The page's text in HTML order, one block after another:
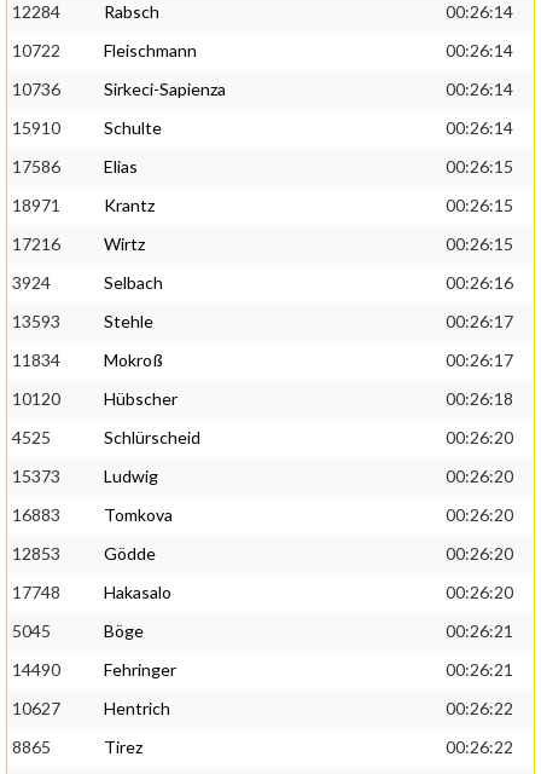
12284
Rabsch
00:26:14
10722
Fleischmann
00:26:14
10736
Sirkeci-Sapienza
00:26:14
15910
Schulte
00:26:14
17586
Elias
00:26:15
18971
Krantz
00:26:15
17216
Wirtz
00:26:15
3924
Selbach
00:26:16
13593
Stehle
00:26:17
11834
Mokroß
00:26:17
10120
Hübscher
00:26:18
4525
Schlürscheid
00:26:20
15373
Ludwig
00:26:20
16883
Tomkova
00:26:20
12853
Gödde
00:26:20
17748
Hakasalo
00:26:20
5045
Böge
00:26:21
14490
Fehringer
00:26:21
10627
Hentrich
00:26:22
8865
Tirez
00:26:22